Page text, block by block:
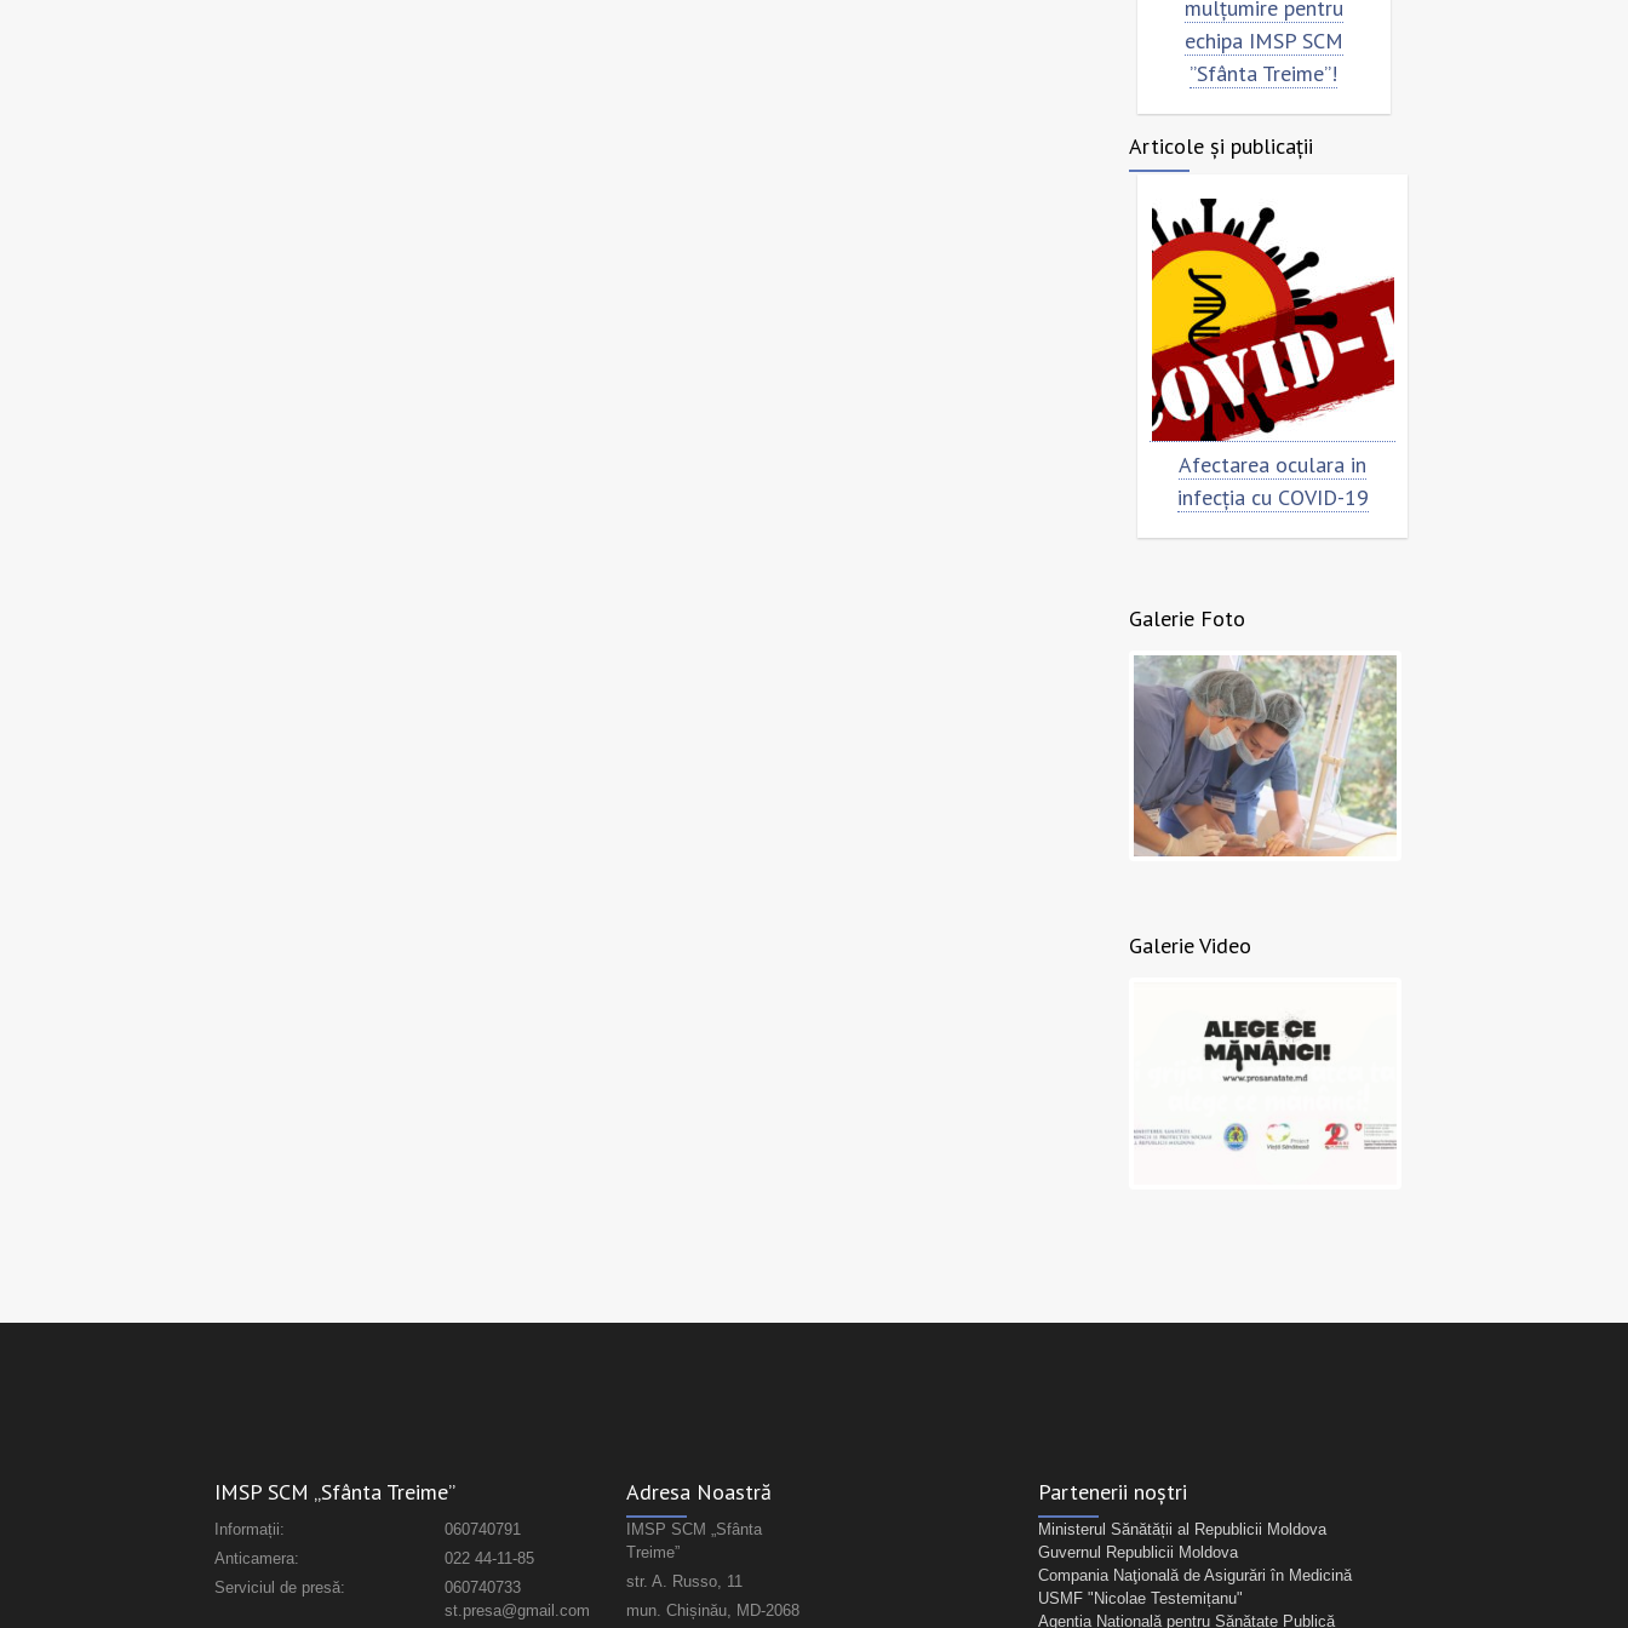
mulțumire pentru
echipa IMSP SCM
”Sfânta Treime”!
Articole și publicații
Afectarea oculara in
infecția cu COVID-19
Galerie Foto
Galerie Video
IMSP SCM „Sfânta Treime”
Informații:
060740791
Anticamera:
022 44-11-85
Serviciul de presă:
060740733
st.presa@gmail.com
Adresa Noastră
IMSP SCM „Sfânta
Treime”
str. A. Russo, 11
mun. Chișinău, MD-2068
Partenerii noștri
Ministerul Sănătății al Republicii Moldova
Guvernul Republicii Moldova
Compania Naţională de Asigurări în Medicină
USMF "Nicolae Testemițanu"
Agenția Națională pentru Sănătate Publică